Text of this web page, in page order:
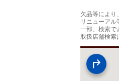
欠品等により
リニューア
一部、検索で
取扱店舗検索